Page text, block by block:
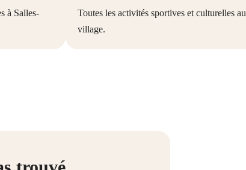
à Salles-
Toutes les activités sportives et culturelles au
village.